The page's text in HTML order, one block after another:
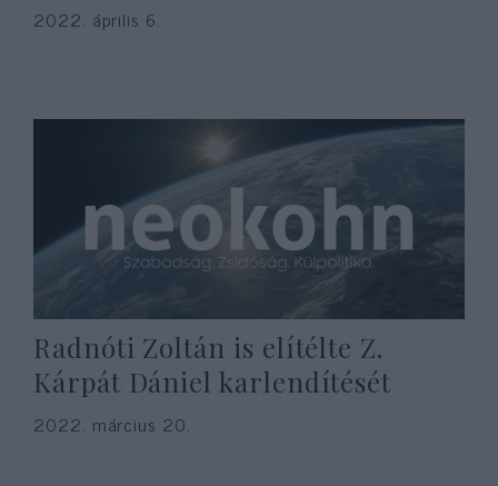
2022. április 6.
Radnóti Zoltán is elítélte Z.
Kárpát Dániel karlendítését
2022. március 20.